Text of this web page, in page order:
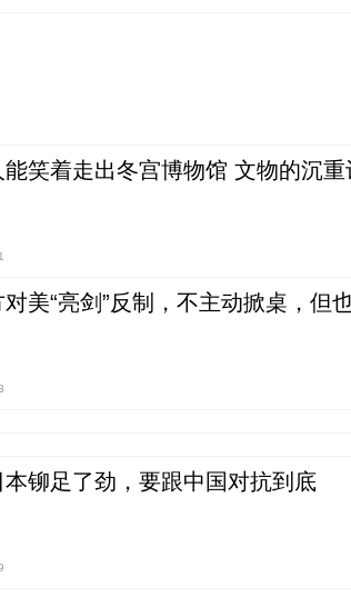
笑着走出冬宫博物馆 文物的沉重
美“亮剑”反制，不主动掀桌，但
铆足了劲，要跟中国对抗到底